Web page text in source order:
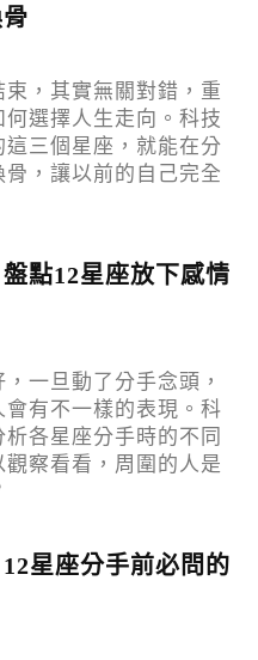
，其實無關對錯，重
何選擇人生走向。科技
這三個星座，就能在分
骨，讓以前的自己完全
點12星座放下感情
一旦動了分手念頭，
會有不一樣的表現。科
各星座分手時的不同
觀察看看，周圍的人是
星座分手前必問的